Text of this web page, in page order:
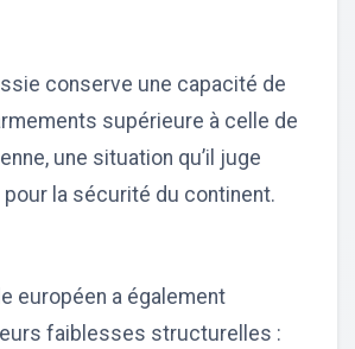
conserve une capacité de
supérieure à celle de
une situation qu’il juge
la sécurité du continent.
européen a également
faiblesses structurelles :